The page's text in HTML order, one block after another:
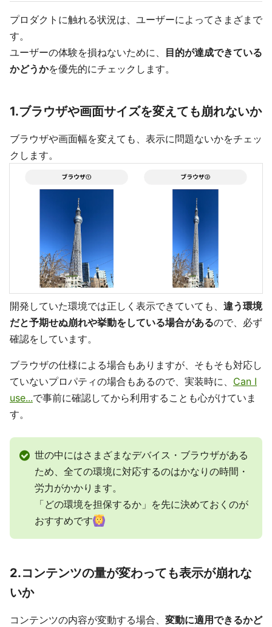
プロダクトに触れる状況は、ユーザーによってさまざまで
す。
ユーザーの体験を損ねないために、 目的が達成できている
かどうかを優先的にチェックします。
1.ブラウザや画面サイズを変えても崩れないか
ブラウザや画面幅を変えても、表示に問題ないかをチェッ
クします。
開発していた環境では正しく表示できていても、 違う環境
だと予期せぬ崩れや挙動をしている場合があるので、必ず
確認をしています。
ブラウザの仕様による場合もありますが、そもそも対応し
ていないプロパティの場合もあるので、実装時に、 Can I
use...で事前に確認してから利用することも心がけていま
す。
世の中にはさまざまなデバイス・ブラウザがある
ため、全ての環境に対応するのはかなりの時間・
労力がかかります。
「どの環境を担保するか」を先に決めておくのが
おすすめです
2.コンテンツの量が変わっても表示が崩れな
いか
コンテンツの内容が変動する場合、 変動に適用できるかど